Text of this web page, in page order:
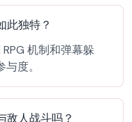
此独特？
RPG 机制和弹幕躲
度。
敌人战斗吗？